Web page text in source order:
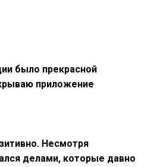
было прекрасной
приложение
Несмотря
делами, которые давно